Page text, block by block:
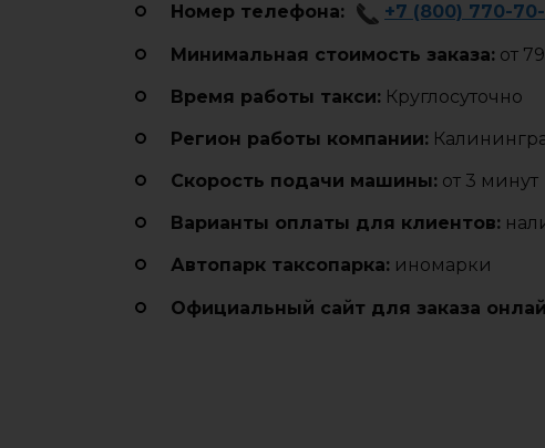
Номер телефона: +7 (800) 770-
Минимальная стоимость заказа: от
Время работы такси: Круглосуточно
Регион работы компании:
Cкорость подачи машины: от 3 минут
Варианты оплаты для клиентов:
Автопарк таксопарка: иномарки
Официальный сайт для заказа